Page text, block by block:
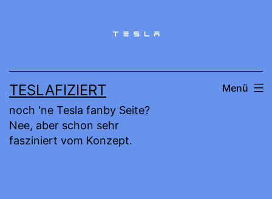
TESLAFIZIERT
noch 'ne Tesla fanby Seite?
Nee, aber schon sehr
fasziniert vom Konzept.
Menü